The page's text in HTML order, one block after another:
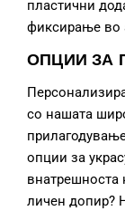
пластични
фиксирање во
ОПЦИИ ЗА
со нашата
опции за
внатрешноста
личен допир?